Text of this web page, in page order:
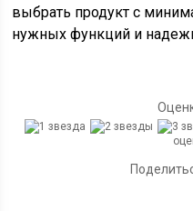
выбрать продукт с
нужных функций и